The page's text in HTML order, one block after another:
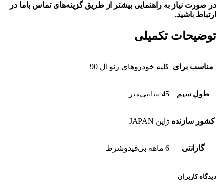
در صورت نیاز به راهنمایی بیشتر از طریق گزینه‌های تماس باما در
ارتباط باشید.
توضیحات تکمیلی
مناسب برای کلیه خودروهای رنو ال 90
طول سیم 45 سانتی‌متر
کشور سازنده ژاپن JAPAN
گارانتی 6 ماهه بی‌قیدوشرط
دیدگاه کاربران